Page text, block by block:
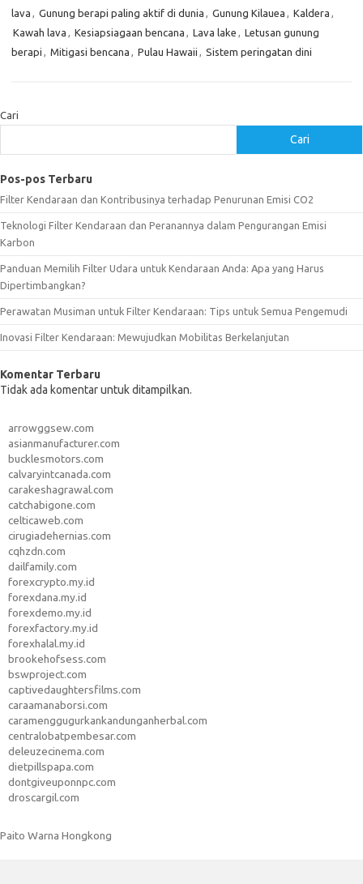
lava , Gunung berapi paling aktif di dunia , Gunung Kilauea , Kaldera ,
Kawah lava , Kesiapsiagaan bencana , Lava lake , Letusan gunung
berapi , Mitigasi bencana , Pulau Hawaii , Sistem peringatan dini
Cari
Cari
Pos-pos Terbaru
Filter Kendaraan dan Kontribusinya terhadap Penurunan Emisi CO2
Teknologi Filter Kendaraan dan Peranannya dalam Pengurangan Emisi
Karbon
Panduan Memilih Filter Udara untuk Kendaraan Anda: Apa yang Harus
Dipertimbangkan?
Perawatan Musiman untuk Filter Kendaraan: Tips untuk Semua Pengemudi
Inovasi Filter Kendaraan: Mewujudkan Mobilitas Berkelanjutan
Komentar Terbaru
Tidak ada komentar untuk ditampilkan.
arrowggsew.com
asianmanufacturer.com
bucklesmotors.com
calvaryintcanada.com
carakeshagrawal.com
catchabigone.com
celticaweb.com
cirugiadehernias.com
cqhzdn.com
dailfamily.com
forexcrypto.my.id
forexdana.my.id
forexdemo.my.id
forexfactory.my.id
forexhalal.my.id
brookehofsess.com
bswproject.com
captivedaughtersfilms.com
caraamanaborsi.com
caramenggugurkankandunganherbal.com
centralobatpembesar.com
deleuzecinema.com
dietpillspapa.com
dontgiveuponnpc.com
droscargil.com
Paito Warna Hongkong